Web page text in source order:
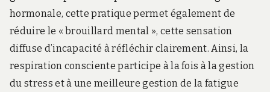
hormonale, cette pratique permet également de
réduire le « brouillard mental », cette sensation
diffuse d’incapacité à réfléchir clairement. Ainsi, la
respiration consciente participe à la fois à la gestion
du stress et à une meilleure gestion de la fatigue